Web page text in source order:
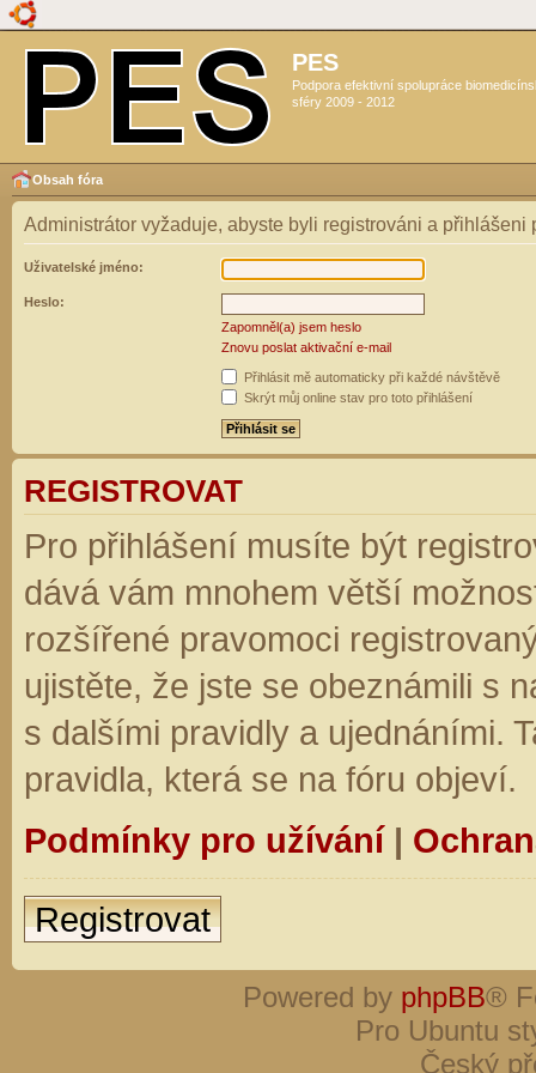
PES
Podpora efektivní spolupráce
sféry 2009 - 2012
Obsah fóra
Administrátor vyžaduje, abyste byli registrováni a přihlášeni
Uživatelské jméno:
Heslo:
Zapomněl(a) jsem heslo
Znovu poslat aktivační e-mail
Přihlásit mě automaticky při každé návštěvě
Skrýt můj online stav pro toto přihlášení
REGISTROVAT
Pro přihlášení musíte být
dává vám mnohem větší
rozšířené pravomoci
ujistěte, že jste se obeznámili s
s dalšími pravidly a ujednáními.
pravidla, která se na fóru objeví.
Podmínky pro užívání|
Registrovat
Powered by phpBB®
Pro Ubuntu
Český